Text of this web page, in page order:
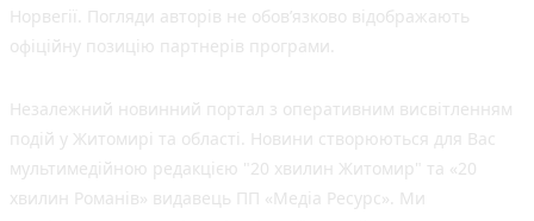
Норвегії. Погляди авторів не обов’язково відображають
офіційну позицію партнерів програми.
Незалежний новинний портал з оперативним висвітленням
подій у Житомирі та області. Новини створюються для Вас
мультимедійною редакцією "20 хвилин Житомир" та «20
хвилин Романів» видавець ПП «Медіа Ресурс». Ми